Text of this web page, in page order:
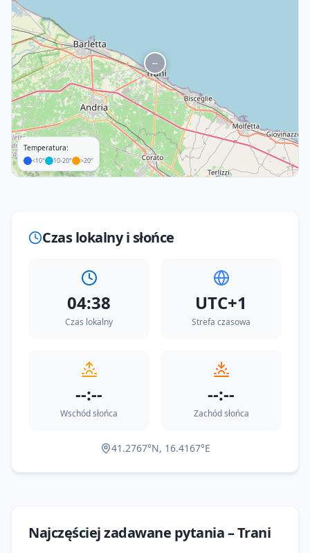
--
Temperatura:
<10° 10-20° >20°
Czas lokalny i słońce
04:38
Czas lokalny
UTC+1
Strefa czasowa
--:--
Wschód słońca
--:--
Zachód słońca
41.2767°N, 16.4167°E
Najczęściej zadawane pytania –Trani